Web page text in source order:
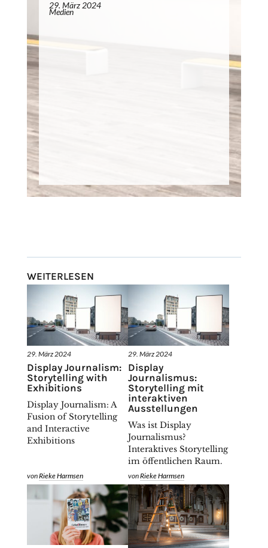
29. März 2024
Medien
WEITERLESEN
29. März 2024
Display Journalism:
Storytelling with
Exhibitions
Display Journalism: A
Fusion of Storytelling
and Interactive
Exhibitions
vonRieke Harmsen
29. März 2024
Display
Journalismus:
Storytelling mit
interaktiven
Ausstellungen
Was ist Display
Journalismus?
Interaktives Storytelling
im öffentlichen Raum.
vonRieke Harmsen